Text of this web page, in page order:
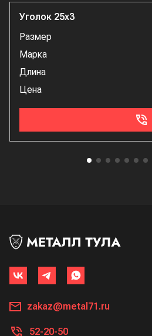
Уголок 25x3
Размер
Марка
Длина
Цена
zakaz@metal71.ru
52-20-50